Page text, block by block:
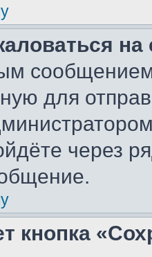
сообщением
для
через
кнопка